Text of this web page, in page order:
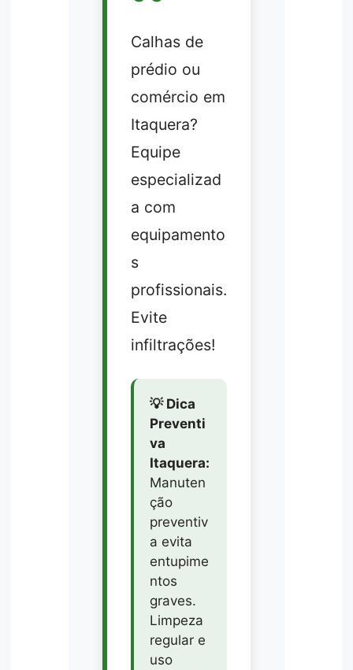
Calhas de
prédio ou
comércio em
Itaquera?
Equipe
especializad
a com
equipamento
s
profissionais.
Evite
infiltrações!
💡 Dica
Preventi
va
Itaquera:
Manuten
ção
preventiv
a evita
entupime
ntos
graves.
Limpeza
regular e
uso